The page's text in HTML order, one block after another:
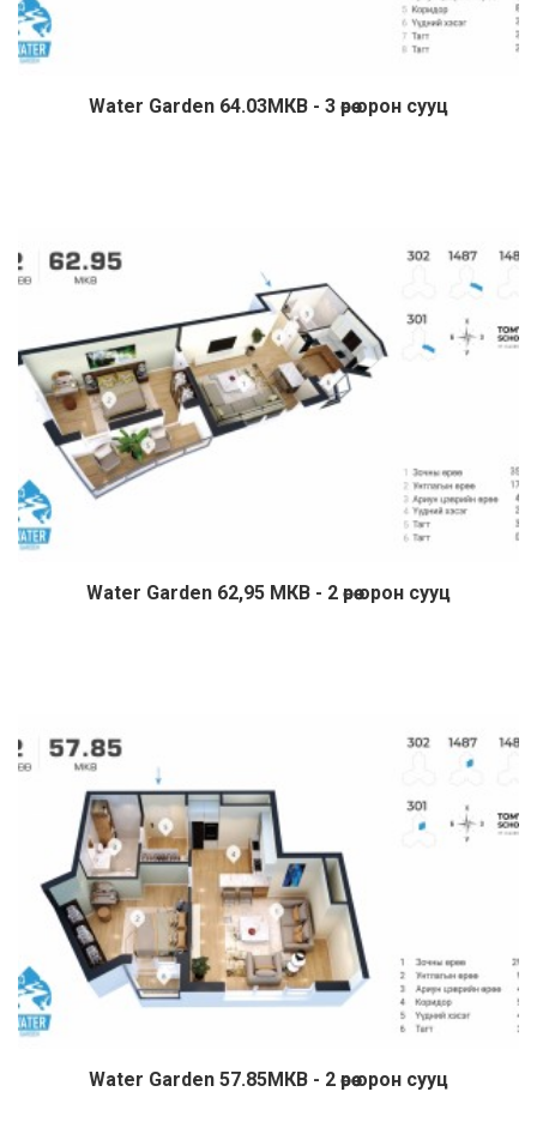
Дэлгэрэнгүй
Water Garden 64.03МКВ - 3 өрөө орон сууц
Дэлгэрэнгүй
Water Garden 62,95 МКВ - 2 өрөө орон сууц
Дэлгэрэнгүй
Water Garden 57.85МКВ - 2 өрөө орон сууц